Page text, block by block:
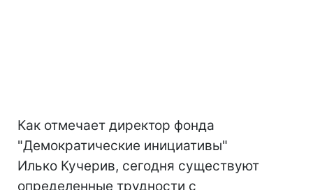
Как отмечает директор фонда
"Демократические инициативы"
Илько Кучерив, сегодня существуют
определенные трудности с